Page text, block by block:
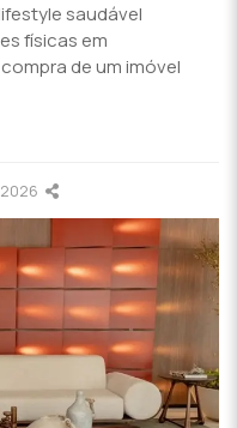
saudável
físicas em
de um imóvel